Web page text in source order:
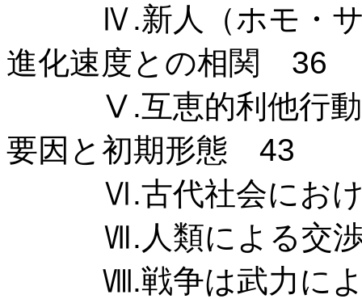
Ⅳ.新人（ホモ・サピ
進化速度との相関 36
Ⅴ.互恵的利他行動と
要因と初期形態 43
Ⅵ.古代社会におけ
Ⅶ.人類による交渉
Ⅷ.戦争は武力によ